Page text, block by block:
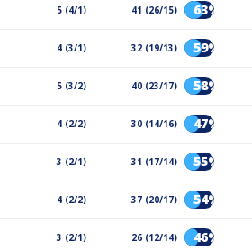
5 (4/1) 41 (26/15) 63%
4 (3/1) 32 (19/13) 59%
5 (3/2) 40 (23/17) 58%
4 (2/2) 30 (14/16) 47%
3 (2/1) 31 (17/14) 55%
4 (2/2) 37 (20/17) 54%
3 (2/1) 26 (12/14) 46%